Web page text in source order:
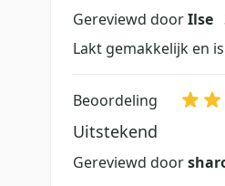
Gereviewd doorIlse
Lakt gemakkelijk en
Beoordeling
Uitstekend
Gereviewd door